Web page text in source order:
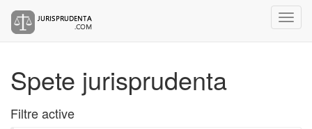
Spete jurisprudenta
Filtre active